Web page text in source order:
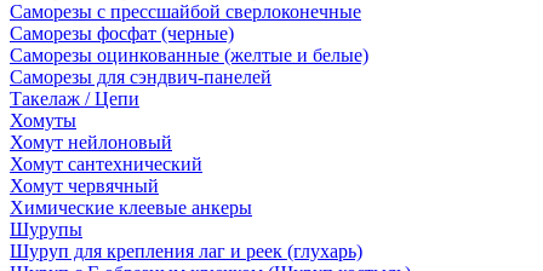
Саморезы с прессшайбой сверлоконечные
Саморезы фосфат (черные)
Саморезы оцинкованные (желтые и белые)
Саморезы для сэндвич-панелей
Такелаж / Цепи
Хомуты
Хомут нейлоновый
Хомут сантехнический
Хомут червячный
Химические клеевые анкеры
Шурупы
Шуруп для крепления лаг и реек (глухарь)